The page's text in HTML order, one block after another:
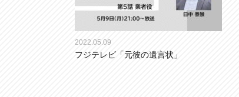
2022.05.09
フジテレビ「元彼の遺言状」